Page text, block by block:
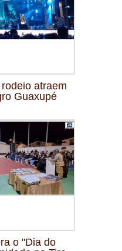
atraem
Guaxupé
o "Dia do